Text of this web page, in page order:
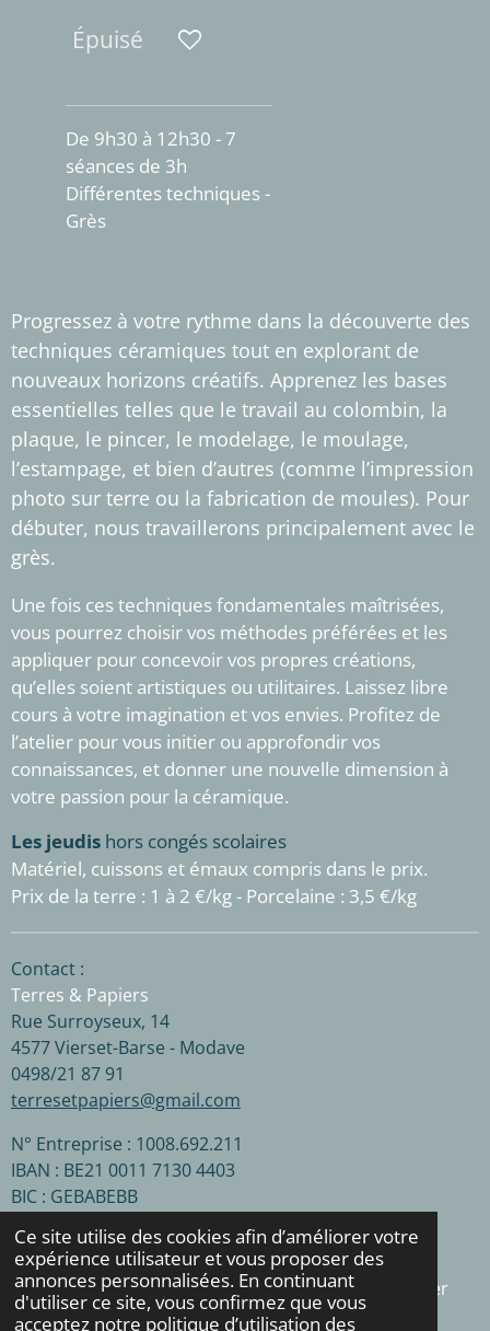
Ce site utilise des cookies afin d’améliorer votre
expérience utilisateur et vous proposer des
annonces personnalisées. En continuant
d'utiliser ce site, vous confirmez que vous
acceptez notre politique d’utilisation des
Épuisé
De 9h30 à 12h30 - 7
séances de 3h
Différentes techniques -
Grès
Progressez à votre rythme dans la découverte des
techniques céramiques tout en explorant de
nouveaux horizons créatifs. Apprenez les bases
essentielles telles que le travail au colombin, la
plaque, le pincer, le modelage, le moulage,
l’estampage, et bien d’autres (comme l’impression
photo sur terre ou la fabrication de moules). Pour
débuter, nous travaillerons principalement avec le
grès.
Une fois ces techniques fondamentales maîtrisées,
vous pourrez choisir vos méthodes préférées et les
appliquer pour concevoir vos propres créations,
qu’elles soient artistiques ou utilitaires. Laissez libre
cours à votre imagination et vos envies. Profitez de
l’atelier pour vous initier ou approfondir vos
connaissances, et donner une nouvelle dimension à
votre passion pour la céramique.
Les jeudis hors congés scolaires
Matériel, cuissons et émaux compris dans le prix.
Prix de la terre : 1 à 2 €/kg - Porcelaine : 3,5 €/kg
Contact :
Terres & Papiers
Rue Surroyseux, 14
4577 Vierset-Barse - Modave
0498/21 87 91
terresetpapiers@gmail.com
N° Entreprise : 1008.692.211
IBAN : BE21 0011 7130 4403
BIC : GEBABEBB
F
a
c
e
I
n
s
t
© 2024 - 2026 Terres & Papiers - Céramique et papier
Propulsé parWebador